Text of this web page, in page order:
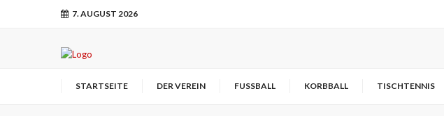
7. AUGUST 2026
STARTSEITE DER VEREIN FUSSBALL KORBBALL TISCHTENNIS